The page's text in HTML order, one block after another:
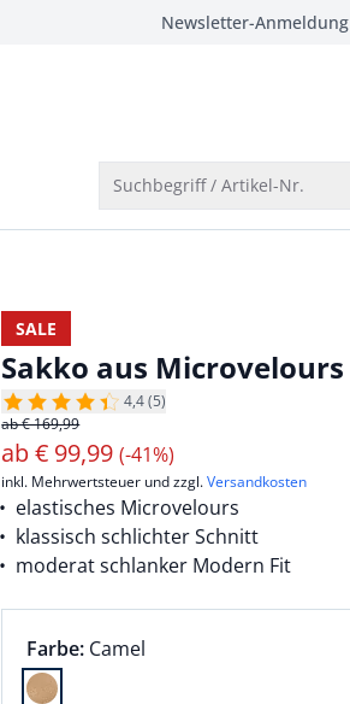
Newsletter-Anmeldung
Suchbegriff / Artikel-Nr.
SALE
Sakko aus Microvelours
4,4 (5)
ab € 169,99
ab€ 99,99(-41%)
inkl. Mehrwertsteuer und zzgl.Versandkosten
elastisches Microvelours
klassisch schlichter Schnitt
moderat schlanker Modern Fit
Farbauswahl:
Farbe: aktuell ausgewählt:
Camel
Farbe Camel ausgewählt